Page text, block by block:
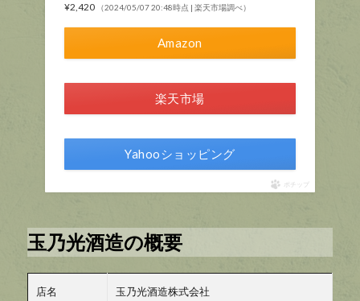
¥2,420 （2024/05/07 20:48時点 | 楽天市場調べ）
Amazon
楽天市場
Yahooショッピング
ポチップ
玉乃光酒造の概要
店名 玉乃光酒造株式会社